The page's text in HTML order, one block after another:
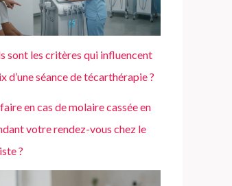
sont les critères qui influencent
d’une séance de técarthérapie ?
en cas de molaire cassée en
votre rendez-vous chez le
?